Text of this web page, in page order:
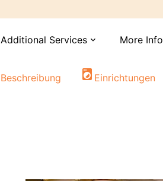
Additional Services expand_more More Info
Beschreibung local_laundry_service Einrichtungen